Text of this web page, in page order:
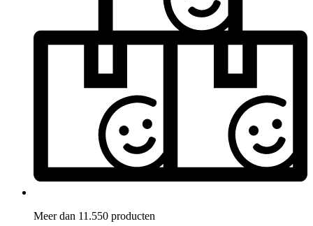
Meer dan 11.550 producten